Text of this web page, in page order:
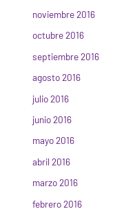
noviembre 2016
octubre 2016
septiembre 2016
agosto 2016
julio 2016
junio 2016
mayo 2016
abril 2016
marzo 2016
febrero 2016